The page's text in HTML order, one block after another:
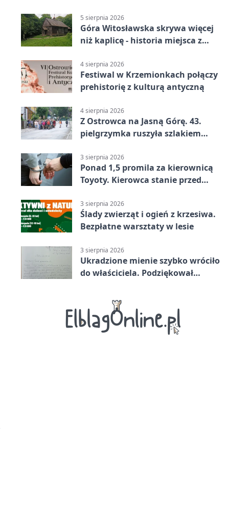
5 sierpnia 2026
Góra Witosławska skrywa więcej
niż kaplicę - historia miejsca z
4 sierpnia 2026
Festiwal w Krzemionkach połączy
prehistorię z kulturą antyczną
4 sierpnia 2026
Z Ostrowca na Jasną Górę. 43.
pielgrzymka ruszyła szlakiem
3 sierpnia 2026
Ponad 1,5 promila za kierownicą
Toyoty. Kierowca stanie przed
3 sierpnia 2026
Ślady zwierząt i ogień z krzesiwa.
Bezpłatne warsztaty w lesie
3 sierpnia 2026
Ukradzione mienie szybko wróciło
do właściciela. Podziękował